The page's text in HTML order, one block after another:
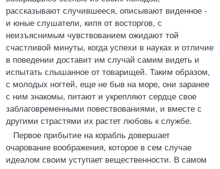
рассказывают случившееся, описывают виденное -
и юные слушатели, кипя от восторгов, с
неизъяснимым чувствованием ожидают той
счастливой минуты, когда успехи в науках и отличие
в поведении доставит им случай самим видеть и
испытать слышанное от товарищей. Таким образом,
с молодых ногтей, еще не быв на море, они заранее
с ним знакомы, питают и укрепляют сердце свое
заблаговременными повествованиями, и вместе с
другими страстями их растет любовь к службе.
Первое прибытие на корабль довершает
очарование воображения, которое в сем случае
идеалом своим уступает вещественности. В самом